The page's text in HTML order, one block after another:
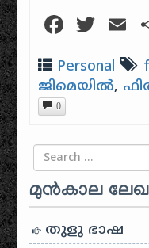
Personal
ജിമെയിൽ,
0
Search for
മുൻകാല
തുളു ഭാഷ